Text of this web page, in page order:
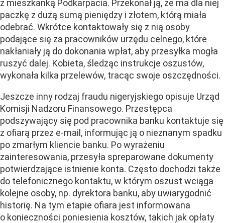
z mieszkanką Podkarpacia. Przekonał ją, że ma dla niej
paczkę z dużą sumą pieniędzy i złotem, którą miała
odebrać. Wkrótce kontaktowały się z nią osoby
podające się za pracowników urzędu celnego, które
nakłaniały ją do dokonania wpłat, aby przesyłka mogła
ruszyć dalej. Kobieta, śledząc instrukcje oszustów,
wykonała kilka przelewów, tracąc swoje oszczędności.
Jeszcze inny rodzaj fraudu nigeryjskiego opisuje Urząd
Komisji Nadzoru Finansowego. Przestępca
podszywający się pod pracownika banku kontaktuje się
z ofiarą przez e-mail, informując ją o nieznanym spadku
po zmarłym kliencie banku. Po wyrażeniu
zainteresowania, przesyła spreparowane dokumenty
potwierdzające istnienie konta. Często dochodzi także
do telefonicznego kontaktu, w którym oszust wciąga
kolejne osoby, np. dyrektora banku, aby uwiarygodnić
historię. Na tym etapie ofiara jest informowana
o konieczności poniesienia kosztów, takich jak opłaty